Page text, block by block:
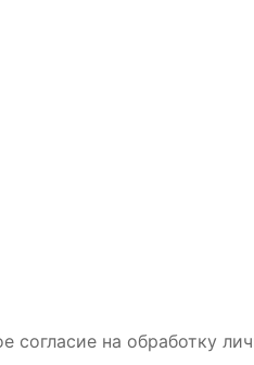
согласие на обработку